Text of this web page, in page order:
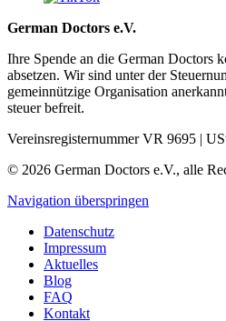
German Doctors e.V.
Ihre Spende an die German Doctors
absetzen. Wir sind unter der
gemein­nützige Organisation
steuer befreit.
Vereinsregisternummer VR 9695 |
© 2026 German Doctors e.V., alle
Navigation überspringen
Datenschutz
Impressum
Aktuelles
Blog
FAQ
Kontakt